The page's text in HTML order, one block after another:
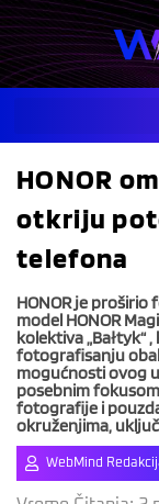
Skip
to
content
HONOR
otkriju
telefona
HONOR je
model HONOR
kolektiva
fotografisanju
mogućnosti ovog
posebnim
fotografije i
okruženjima,
WebMind